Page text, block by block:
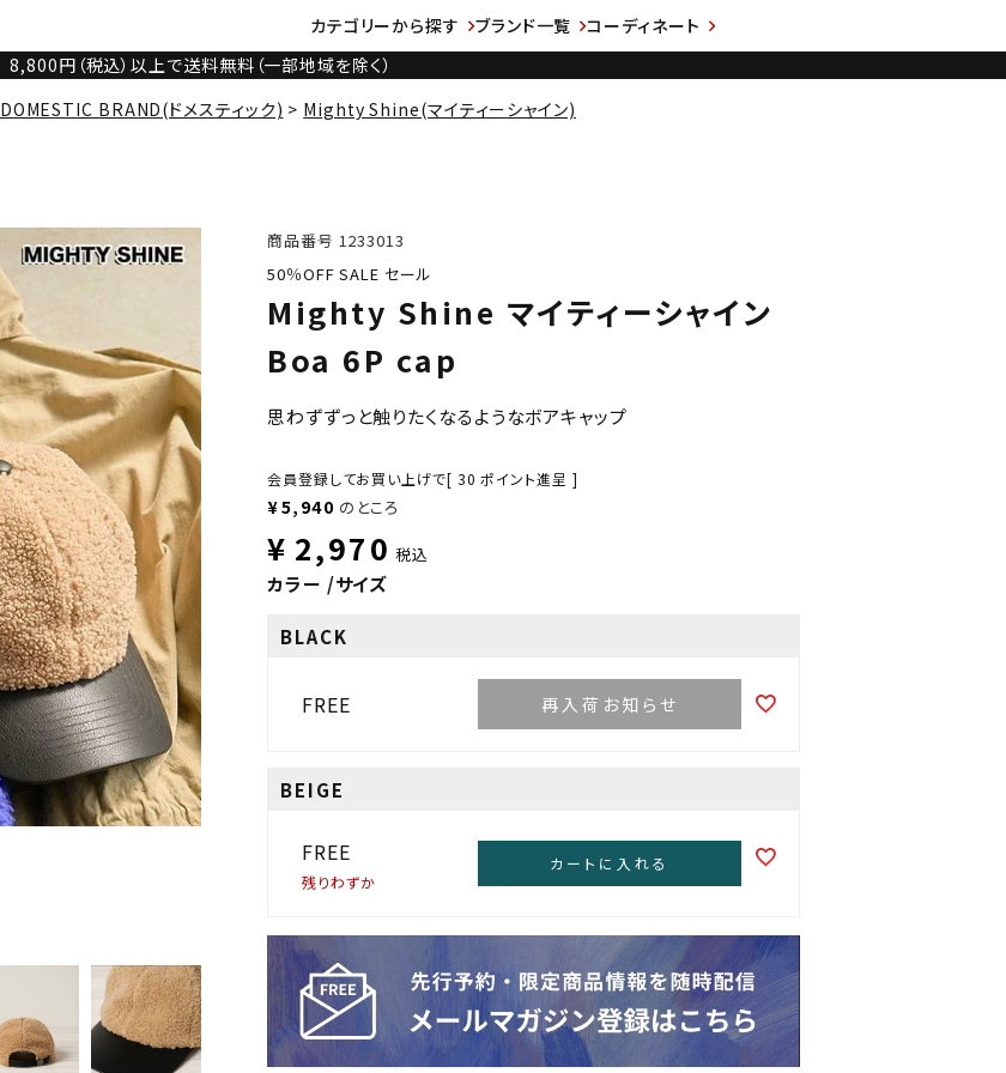
カテゴリーから探す ブランド一覧
コーディネート
8,800円（税込）以上で送料無料（一部地域を除く）
DOMESTIC BRAND(ドメスティック)
Mighty Shine(マイティーシャイン)
商品番号 1233013
50％OFF SALE セール
Mighty Shine マイティーシャイン
Boa 6P cap
思わずずっと触りたくなるようなボアキャップ
会員登録してお買い上げで[ 30 ポイント進呈 ]
¥5,940 のところ
¥ 2,970 税込
カラー サイズ
BLACK
FREE 再入荷お知らせ
BEIGE
FREE
残りわずか
カートに入れる